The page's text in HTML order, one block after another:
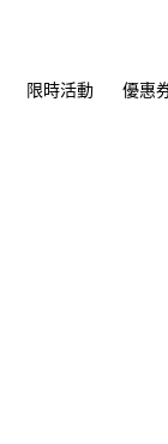
限時活動 優惠